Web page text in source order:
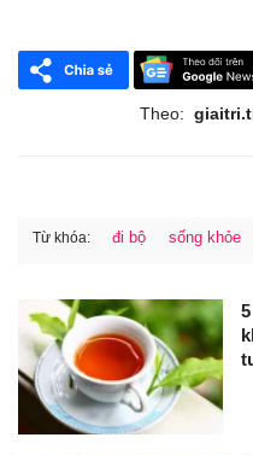
Theo:
Từ khóa: đi bộ sống khỏe